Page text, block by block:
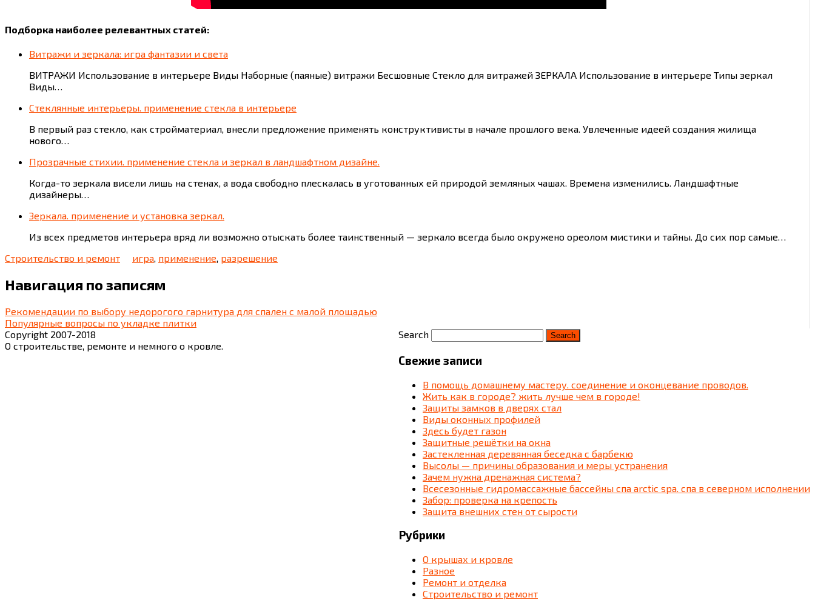
Подборка наиболее релевантных статей:
Витражи и зеркала: игра фантазии и света
ВИТРАЖИ Использование в интерьере Виды Наборные (паяные) витражи Бесшовные Стекло для витражей ЗЕРКАЛА Использование в интерьере Типы зеркал
Виды…
Стеклянные интерьеры. применение стекла в интерьере
В первый раз стекло, как стройматериал, внесли предложение применять конструктивисты в начале прошлого века. Увлеченные идеей создания жилища
нового…
Прозрачные стихии. применение стекла и зеркал в ландшафтном дизайне.
Когда-то зеркала висели лишь на стенах, а вода свободно плескалась в уготованных ей природой земляных чашах. Времена изменились. Ландшафтные
дизайнеры…
Зеркала. применение и установка зеркал.
Из всех предметов интерьера вряд ли возможно отыскать более таинственный — зеркало всегда было окружено ореолом мистики и тайны. До сих пор самые…
Строительство и ремонт
игра, применение, разрешение
Навигация по записям
Рекомендации по выбору недорогого гарнитура для спален с малой площадью
Популярные вопросы по укладке плитки
Search
Свежие записи
В помощь домашнему мастеру. соединение и оконцевание проводов.
Жить как в городе? жить лучше чем в городе!
Защиты замков в дверях стал
Виды оконных профилей
Здесь будет газон
Защитные решётки на окна
Застекленная деревянная беседка c барбекю
Высолы — причины образования и меры устранения
Зачем нужна дренажная система?
Всесезонные гидромассажные бассейны спа arctic spa. спа в северном исполнении
Забор: проверка на крепость
Защита внешних стен от сырости
Рубрики
О крышах и кровле
Разное
Ремонт и отделка
Строительство и ремонт
Copyright 2007-2018
О строительстве, ремонте и немного о кровле.